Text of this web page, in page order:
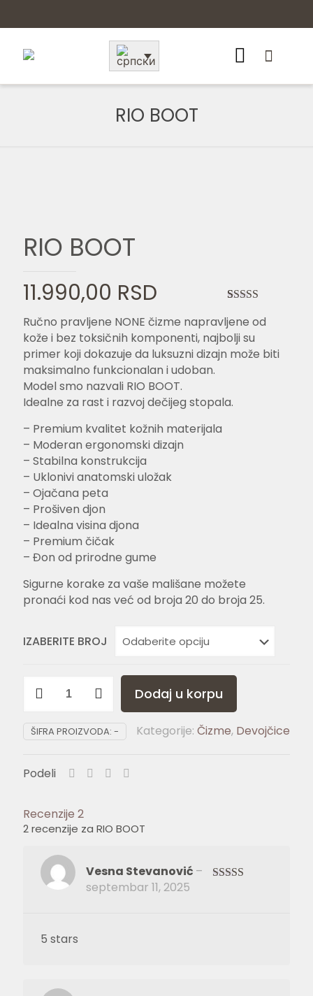
RIO BOOT
RIO BOOT
4.00od 5
na osnovu
ocene
kupca
11.990,00 RSD
Ručno pravljene NONE čizme napravljene od
kože i bez toksičnih komponenti, najbolji su
primer koji dokazuje da luksuzni dizajn može biti
maksimalno funkcionalan i udoban.
Model smo nazvali RIO BOOT.
Idealne za rast i razvoj dečijeg stopala.
– Premium kvalitet kožnih materijala
– Moderan ergonomski dizajn
– Stabilna konstrukcija
– Uklonivi anatomski uložak
– Ojačana peta
– Prošiven djon
– Idealna visina djona
– Premium čičak
– Đon od prirodne gume
Sigurne korake za vaše mališane možete
pronaći kod nas već od broja 20 do broja 25.
IZABERITE BROJ
BOOT
Dodaj u korpu
ŠIFRA PROIZVODA: - Kategorije: Čizme, Devojčice
Podeli
Recenzije 2
2 recenzije za RIO BOOT
Vesna Stevanović –
septembar 11, 2025
5 stars